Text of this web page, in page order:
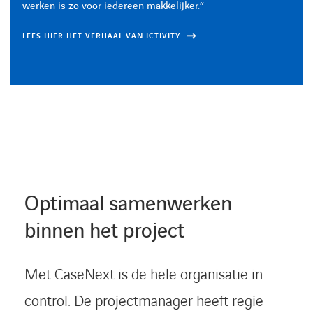
werken is zo voor iedereen makkelijker.”
LEES HIER HET VERHAAL VAN ICTIVITY
werken is zo voor iedereen makkelijker.”
LEES HIER HET VERHAAL VAN ICTIVITY
werken is zo voor iedereen makkelijker.”
LEES HIER HET VERHAAL VAN ICTIVITY
Optimaal samenwerken
binnen het project
Met CaseNext is de hele organisatie in
control. De projectmanager heeft regie